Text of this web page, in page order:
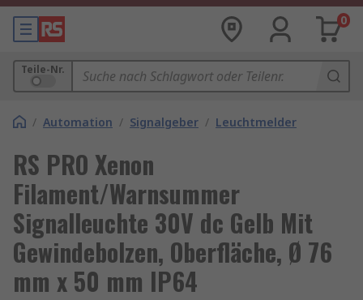
0
Teile-Nr.
/ Automation / Signalgeber / Leuchtmelder
RS PRO Xenon
Filament/Warnsummer
Signalleuchte 30V dc Gelb Mit
Gewindebolzen, Oberfläche, Ø 76
mm x 50 mm IP64